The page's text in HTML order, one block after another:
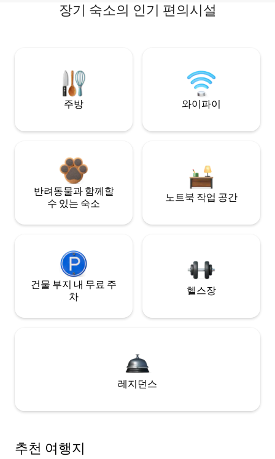
장기 숙소의 인기 편의시설
주방 와이파이
반려동물과 함께할
수 있는 숙소
노트북 작업 공간
건물 부지 내 무료 주
차
헬스장
레지던스
추천 여행지